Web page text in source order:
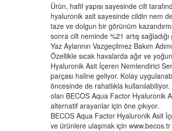
Ürün, hafif yapısı sayesinde cilt
hyaluronik asit sayesinde cildin nem
taze ve dolgun bir görünüm
sonra cilt neminde %21 artış
Yaz Aylarının Vazgeçilmez Bakım Adımı
Özellikle sıcak havalarda ağır ve
Hyaluronik Asit İçeren Nemlendirici
parçası haline geliyor. Kolay
öncesinde de rahatlıkla
olan BECOS Aqua Factor Hyaluronik
alternatif arayanlar için öne çıkıyor.
BECOS Aqua Factor Hyaluronik Asit
ve ürünlere ulaşmak için